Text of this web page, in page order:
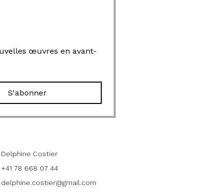
œuvres en avant-
S'abonner
Delphine Costier
+41 78 668 07 44
delphine.costier@gmail.com